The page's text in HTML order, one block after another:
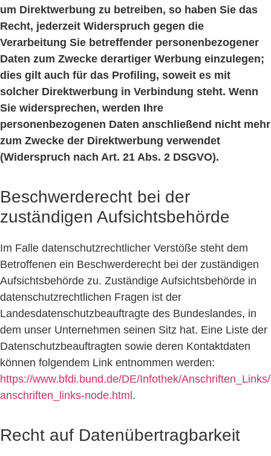
um Direktwerbung zu betreiben, so haben Sie das
Recht, jederzeit Widerspruch gegen die
Verarbeitung Sie betreffender personenbezogener
Daten zum Zwecke derartiger Werbung einzulegen;
dies gilt auch für das Profiling, soweit es mit
solcher Direktwerbung in Verbindung steht. Wenn
Sie widersprechen, werden Ihre
personenbezogenen Daten anschließend nicht mehr
zum Zwecke der Direktwerbung verwendet
(Widerspruch nach Art. 21 Abs. 2 DSGVO).
Beschwerderecht bei der
zuständigen Aufsichtsbehörde
Im Falle datenschutzrechtlicher Verstöße steht dem
Betroffenen ein Beschwerderecht bei der zuständigen
Aufsichtsbehörde zu. Zuständige Aufsichtsbehörde in
datenschutzrechtlichen Fragen ist der
Landesdatenschutzbeauftragte des Bundeslandes, in
dem unser Unternehmen seinen Sitz hat. Eine Liste der
Datenschutzbeauftragten sowie deren Kontaktdaten
können folgendem Link entnommen werden:
https://www.bfdi.bund.de/DE/Infothek/Anschriften_Links/
anschriften_links-node.html .
Recht auf Datenübertragbarkeit